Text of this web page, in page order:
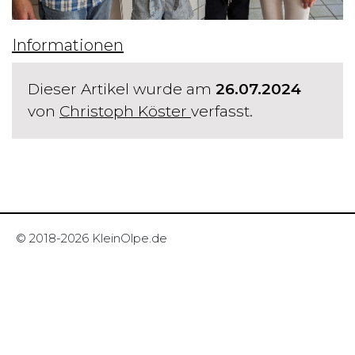
Informationen
Dieser Artikel wurde am 26.07.2024
von Christoph Köster verfasst.
© 2018-2026 KleinOlpe.de